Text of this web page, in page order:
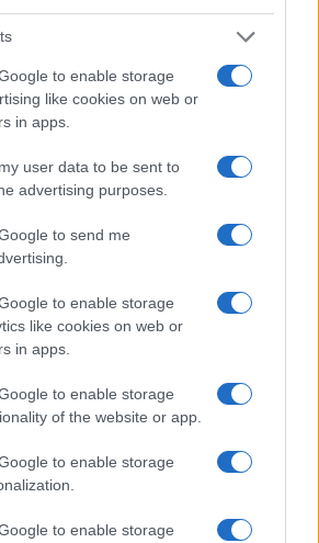
to enable storage
like cookies on web or
in apps.
user data to be sent to
advertising purposes.
to send me
to enable storage
like cookies on web or
in apps.
to enable storage
of the website or app.
to enable storage
to enable storage
está afectando los precios de la